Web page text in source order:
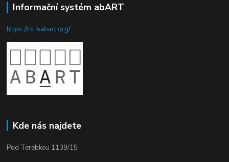
Informační systém abART
https://cs.isabart.org/
Kde nás najdete
Pod Terebkou 1139/15